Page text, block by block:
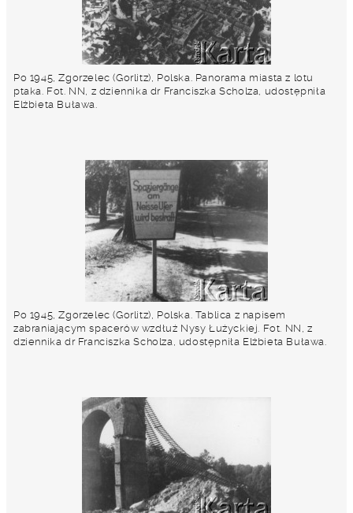
Po 1945, Zgorzelec (Gorlitz), Polska. Panorama miasta z lotu
ptaka. Fot. NN, z dziennika dr Franciszka Scholza, udostępniła
Elżbieta Buława.
Po 1945, Zgorzelec (Gorlitz), Polska. Tablica z napisem
zabraniającym spacerów wzdłuż Nysy Łużyckiej. Fot. NN, z
dziennika dr Franciszka Scholza, udostępniła Elżbieta Buława.